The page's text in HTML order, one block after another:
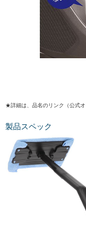
★詳細は、品名のリンク（公式オ
製品スペック